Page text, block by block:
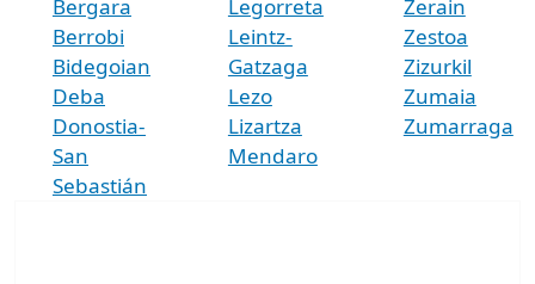
Bergara
Berrobi
Bidegoian
Deba
Donostia-
San
Sebastián
Legorreta
Leintz-
Gatzaga
Lezo
Lizartza
Mendaro
Zerain
Zestoa
Zizurkil
Zumaia
Zumarraga